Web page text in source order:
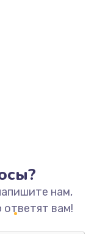
нам,
вам!